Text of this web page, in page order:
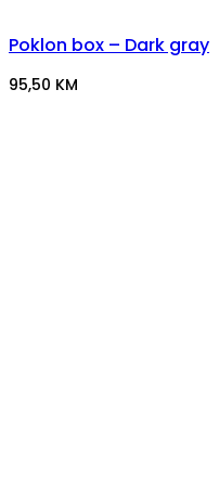
Poklon box – Dark gray
95,50 KM